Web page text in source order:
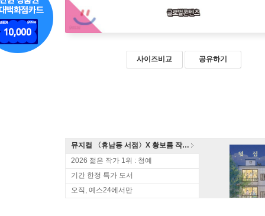
사이즈비교 공유하기
뮤지컬 〈휴남동 서점〉X 황보름 작가 북토크
2026 젊은 작가 1위 : 청예
기간 한정 특가 도서
오직, 예스24에서만